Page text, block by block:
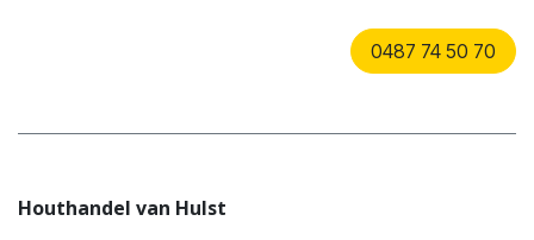
0487 74 50 70
Houthandel van Hulst